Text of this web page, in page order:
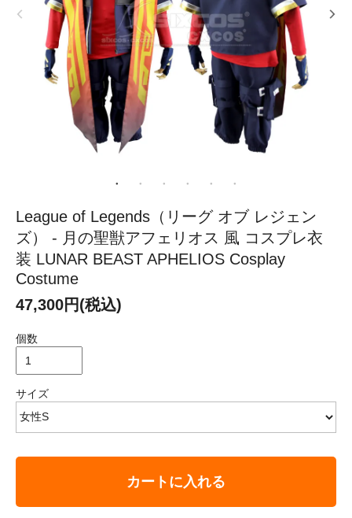
League of Legends（リーグ オブ レジェン
ズ） - 月の聖獣アフェリオス 風 コスプレ衣
装 LUNAR BEAST APHELIOS Cosplay
Costume
47,300円(税込)
個数
サイズ
カートに入れる